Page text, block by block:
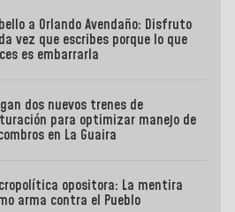
a Orlando Avendaño: Disfruto
vez que escribes porque lo que
es embarrarla
dos nuevos trenes de
para optimizar manejo de
en La Guaira
opositora: La mentira
arma contra el Pueblo